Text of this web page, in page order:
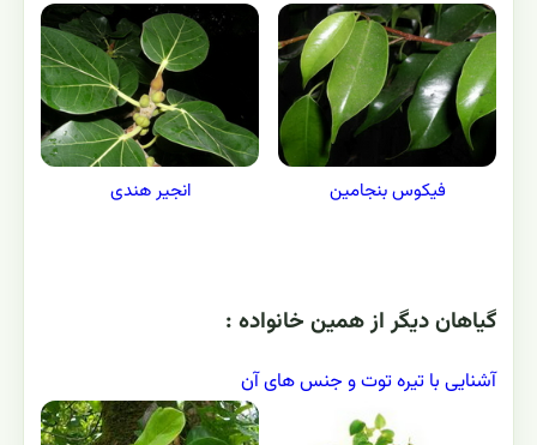
فیکوس بنجامین انجیر هندی
گياهان ديگر از همين خانواده :
آشنایی با تیره توت و جنس های آن